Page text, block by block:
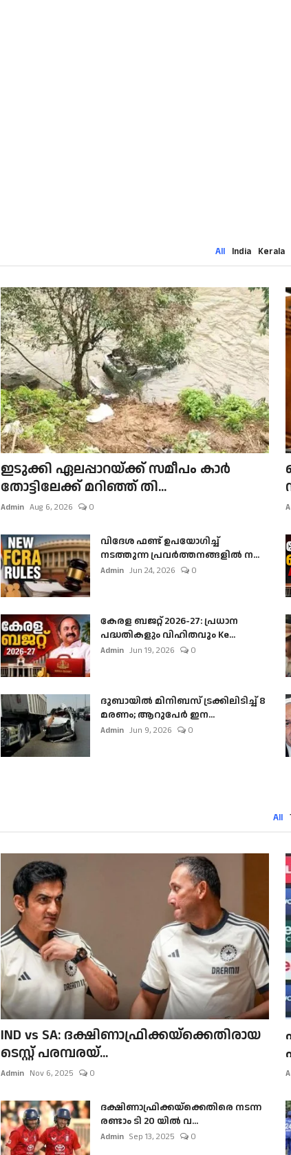
All India Kerala
ഇടുക്കി ഏലപ്പാറയ്ക്ക് സമീപം കാർ
തോട്ടിലേക്ക് മറിഞ്ഞ് തി...
Admin Aug 6, 2026 0
വിദേശ ഫണ്ട് ഉപയോഗിച്ച്
നടത്തുന്ന പ്രവർത്തനങ്ങളിൽ ന...
Admin Jun 24, 2026 0
കേരള ബജറ്റ് 2026-27: പ്രധാന
പദ്ധതികളും വിഹിതവും Ke...
Admin Jun 19, 2026 0
ദുബായിൽ മിനിബസ്​ ട്രക്കിലിടിച്ച് 8
മരണം; ആറുപേർ ഇന...
Admin Jun 9, 2026 0
All
IND vs SA: ദക്ഷിണാഫ്രിക്കയ്‌ക്കെതിരായ
ടെസ്റ്റ് പരമ്പരയ്...
Admin Nov 6, 2025 0
ദക്ഷിണാഫ്രിക്കയ്‌ക്കെതിരെ നടന്ന
രണ്ടാം ടി 20 യിൽ വ...
Admin Sep 13, 2025 0